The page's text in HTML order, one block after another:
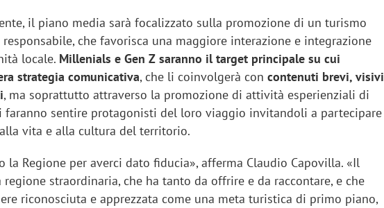
il piano media sarà focalizzato sulla promozione di un turismo
che favorisca una maggiore interazione e integrazione
locale. Millenials e Gen Z saranno il target principale su cui
strategia comunicativa, che li coinvolgerà concontenuti brevi, visivi
, ma soprattutto attraverso la promozione di attività esperienziali di
faranno sentire protagonisti del loro viaggio invitandoli a partecipare
vita e alla cultura del territorio.
la Regione per averci dato fiducia», afferma Claudio Capovilla. «Il
regione straordinaria, che ha tanto da offrire e da raccontare, e che
riconosciuta e apprezzata come una meta turistica di primo piano,